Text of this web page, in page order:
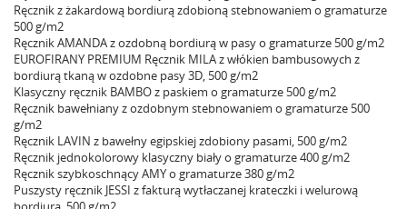
Ręcznik z żakardową bordiurą zdobioną stebnowaniem o gramaturze
500 g/m2
Ręcznik AMANDA z ozdobną bordiurą w pasy o gramaturze 500 g/m2
EUROFIRANY PREMIUM Ręcznik MILA z włókien bambusowych z
bordiurą tkaną w ozdobne pasy 3D, 500 g/m2
Klasyczny ręcznik BAMBO z paskiem o gramaturze 500 g/m2
Ręcznik bawełniany z ozdobnym stebnowaniem o gramaturze 500
g/m2
Ręcznik LAVIN z bawełny egipskiej zdobiony pasami, 500 g/m2
Ręcznik jednokolorowy klasyczny biały o gramaturze 400 g/m2
Ręcznik szybkoschnący AMY o gramaturze 380 g/m2
Puszysty ręcznik JESSI z fakturą wytłaczanej krateczki i welurową